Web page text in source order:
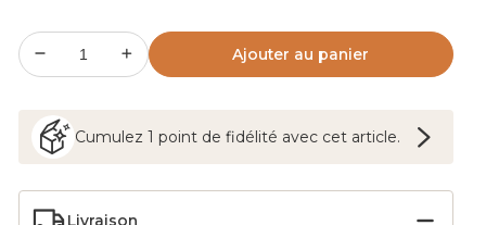
Ajouter au panier
Cumulez 1 pointde fidélité avec cet article.
Livraison